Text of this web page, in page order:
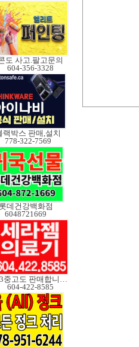
도 사고.팔고문의
604-356-3328
랙박스 판매,설치
778-322-7569
롯데건강백화점
6048721669
V3중고도 판매합니다.
604-422-8585